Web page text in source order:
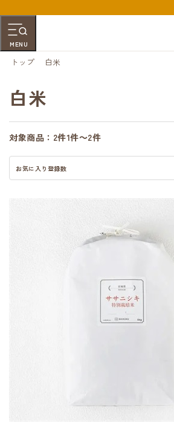
MENU
トップ 白米
白米
対象商品： 2件1件～2件
お気に入り登録数